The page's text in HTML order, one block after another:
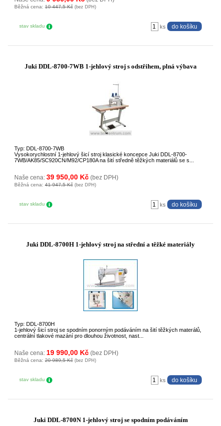
Běžná cena: 10 447,5 Kč (bez DPH)
stav skladu ks
Juki DDL-8700-7WB 1-jehlový stroj s odstřihem, plná výbava
Typ: DDL-8700-7WB
Vysokorychlostní 1-jehlový šicí stroj klasické koncepce Juki DDL-8700-
7WB/AK85/SC920CN/M92/CP180A na šití středně těžkých materiálů se s...
Naše cena: 39 950,00 Kč (bez DPH)
Běžná cena: 41 947,5 Kč (bez DPH)
stav skladu ks
Juki DDL-8700H 1-jehlový stroj na střední a těžké materiály
Typ: DDL-8700H
1-jehlový šicí stroj se spodním ponorným podáváním na šití těžkých materálů,
centrální tlakové mazání pro dlouhou životnost, nast...
Naše cena: 19 990,00 Kč (bez DPH)
Běžná cena: 20 989,5 Kč (bez DPH)
stav skladu ks
Juki DDL-8700N 1-jehlový stroj se spodním podáváním